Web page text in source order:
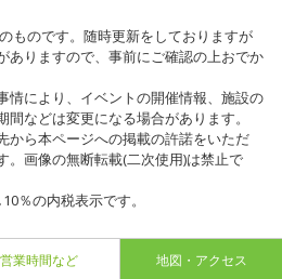
ものです。随時更新をしておりますが
ありますので、事前にご確認の上おでか
により、イベントの開催情報、施設の
などは変更になる場合があります。
ら本ページへの掲載の許諾をいただ
。画像の無断転載(二次使用)は禁止で
％の内税表示です。
営業時間など 地図・アクセス